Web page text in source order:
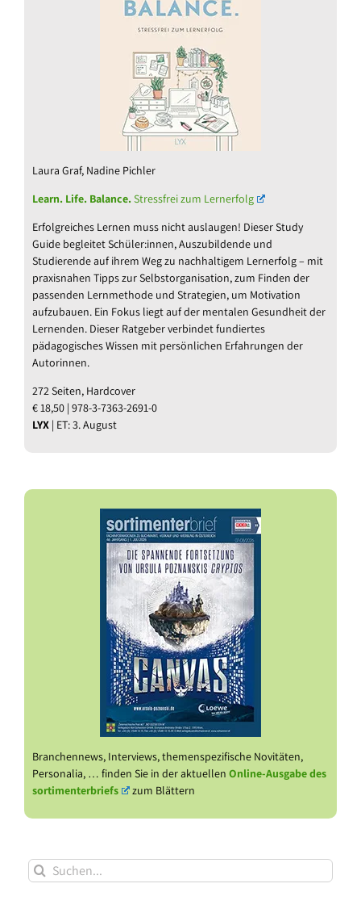
Laura Graf, Nadine Pichler
Learn. Life. Balance.Stressfrei zum Lernerfolg
Erfolgreiches Lernen muss nicht auslaugen! Dieser Study
Guide begleitet Schüler:innen, Auszubildende und
Studierende auf ihrem Weg zu nachhaltigem Lernerfolg – mit
praxisnahen Tipps zur Selbstorganisation, zum Finden der
passenden Lernmethode und Strategien, um Motivation
aufzubauen. Ein Fokus liegt auf der mentalen Gesundheit der
Lernenden. Dieser Ratgeber verbindet fundiertes
pädagogisches Wissen mit persönlichen Erfahrungen der
Autorinnen.
272 Seiten, Hardcover
€ 18,50 | 978-3-7363-2691-0
LYX | ET: 3. August
Branchennews, Interviews, themenspezifische Novitäten,
Personalia, … finden Sie in der aktuellen Online-Ausgabe des
sortimenterbriefs
zum Blättern
Suche
nach: